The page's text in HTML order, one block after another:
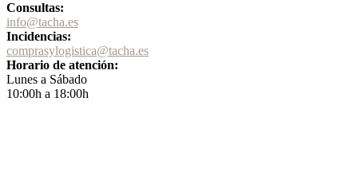
Consultas:
info@tacha.es
Incidencias:
comprasylogistica@tacha.es
Horario de atención:
Lunes a Sábado
10:00h a 18:00h